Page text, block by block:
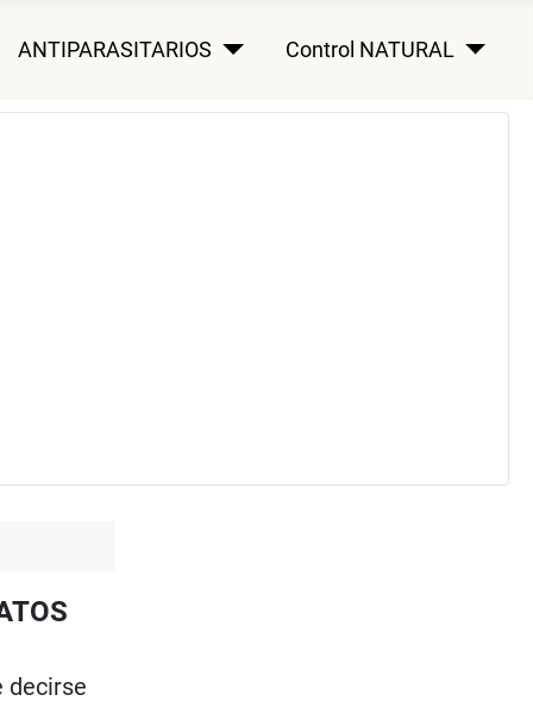
ANTIPARASITARIOS Control NATURAL
decirse